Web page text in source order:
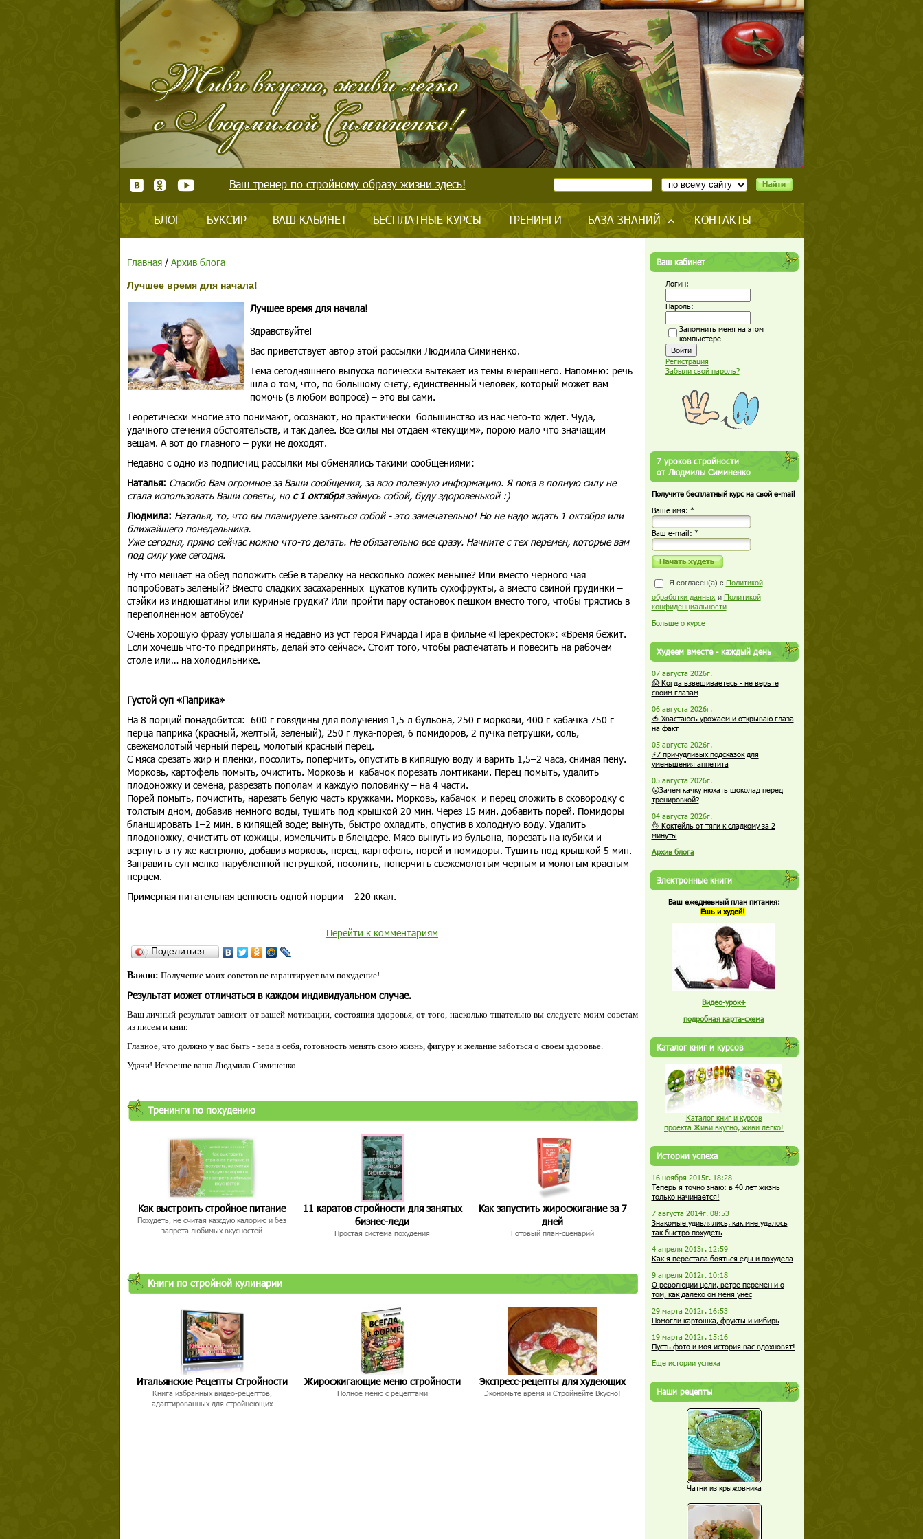
Ваш тренер по стройному образу жизни здесь!
БЛОГ БУКСИР ВАШ КАБИНЕТ БЕСПЛАТНЫЕ КУРСЫ ТРЕНИНГИ БАЗА ЗНАНИЙ КОНТАКТЫ
Главная/ Архив блога
Лучшее время для начала!
Лучшее время для начала!
Здравствуйте!
Вас приветствует автор этой рассылки Людмила Симиненко.
Тема сегодняшнего выпуска логически вытекает из темы вчерашнего. Напомню: речь
шла о том, что, по большому счету, единственный человек, который может вам
помочь (в любом вопросе) – это вы сами.
Теоретически многие это понимают, осознают, но практически большинство из нас чего-то ждет. Чуда,
удачного стечения обстоятельств, и так далее. Все силы мы отдаем «текущим», порою мало что значащим
вещам. А вот до главного – руки не доходят.
Недавно с одно из подписчиц рассылки мы обменялись такими сообщениями:
Наталья: Спасибо Вам огромное за Ваши сообщения, за всю полезную информацию. Я пока в полную силу не
стала использовать Ваши советы, но с 1 октябрязаймусь собой, буду здоровенькой :)
Людмила: Наталья, то, что вы планируете заняться собой - это замечательно! Но не надо ждать 1 октября или
ближайшего понедельника.
Уже сегодня, прямо сейчас можно что-то делать. Не обязательно все сразу. Начните с тех перемен, которые вам
под силу уже сегодня.
Ну что мешает на обед положить себе в тарелку на несколько ложек меньше? Или вместо черного чая
попробовать зеленый? Вместо сладких засахаренных цукатов купить сухофрукты, а вместо свиной грудинки –
стэйки из индюшатины или куриные грудки? Или пройти пару остановок пешком вместо того, чтобы трястись в
переполненном автобусе?
Очень хорошую фразу услышала я недавно из уст героя Ричарда Гира в фильме «Перекресток»: «Время бежит.
Если хочешь что-то предпринять, делай это сейчас». Стоит того, чтобы распечатать и повесить на рабочем
столе или… на холодильнике.
Густой суп «Паприка»
На 8 порций понадобится: 600 г говядины для получения 1,5 л бульона, 250 г моркови, 400 г кабачка 750 г
перца паприка (красный, желтый, зеленый), 250 г лука-порея, 6 помидоров, 2 пучка петрушки, соль,
свежемолотый черный перец, молотый красный перец.
С мяса срезать жир и пленки, посолить, поперчить, опустить в кипящую воду и варить 1,5–2 часа, снимая пену.
Морковь, картофель помыть, очистить. Морковь и кабачок порезать ломтиками. Перец помыть, удалить
плодоножку и семена, разрезать пополам и каждую половинку – на 4 части.
Порей помыть, почистить, нарезать белую часть кружками. Морковь, кабачок и перец сложить в сковородку с
толстым дном, добавив немного воды, тушить под крышкой 20 мин. Через 15 мин. добавить порей. Помидоры
бланшировать 1–2 мин. в кипящей воде; вынуть, быстро охладить, опустив в холодную воду. Удалить
плодоножку, очистить от кожицы, измельчить в блендере. Мясо вынуть из бульона, порезать на кубики и
вернуть в ту же кастрюлю, добавив морковь, перец, картофель, порей и помидоры. Тушить под крышкой 5 мин.
Заправить суп мелко нарубленной петрушкой, посолить, поперчить свежемолотым черным и молотым красным
перцем.
Примерная питательная ценность одной порции – 220 ккал.
Перейти к комментариям
Поделиться…
Важно: Получение моих советов не гарантирует вам похудение!
Результат может отличаться в каждом индивидуальном случае.
Ваш личный результат зависит от вашей мотивации, состояния здоровья, от того, насколько тщательно вы следуете моим советам
из писем и книг.
Главное, что должно у вас быть - вера в себя, готовность менять свою жизнь, фигуру и желание заботься о своем здоровье.
Удачи! Искренне ваша Людмила Симиненко.
Тренинги по похудению
Как выстроить стройное питание
Похудеть, не считая каждую калорию и без
запрета любимых вкусностей
11 каратов стройности для занятых
бизнес-леди
Простая система похудения
Как запустить жиросжигание за 7
дней
Готовый план-сценарий
Книги по стройной кулинарии
Итальянские Рецепты Стройности
Книга избранных видео-рецептов,
адаптированных для стройнеющих
Жиросжигающие меню стройности
Полное меню с рецептами
Экспресс-рецепты для худеющих
Экономьте время и Стройнейте Вкусно!
Ваш кабинет
Логин:
Пароль:
Запомнить меня на этом
компьютере
Регистрация
Забыли свой пароль?
7 уроков стройности
от Людмилы Симиненко
Получите бесплатный курс на свой e-mail
Ваше имя: *
Ваш е-mail: *
Я согласен(а) с Политикой
обработки данных и Политикой
конфиденциальности
Больше о курсе
Худеем вместе - каждый день
07 августа 2026г.
😱 Когда взвешиваетесь - не верьте
своим глазам
06 августа 2026г.
🍅 Хвастаюсь урожаем и открываю глаза
на факт
05 августа 2026г.
⚡7 причудливых подсказок для
уменьшения аппетита
05 августа 2026г.
😮Зачем качку нюхать шоколад перед
тренировкой?
04 августа 2026г.
👌 Коктейль от тяги к сладкому за 2
минуты
Архив блога
Электронные книги
Ваш ежедневный план питания:
Ешь и худей!
Видео-урок+
подробная карта-схема
Каталог книг и курсов
Каталог книг и курсов
проекта Живи вкусно, живи легко!
Истории успеха
16 ноября 2015г. 18:28
Теперь я точно знаю: в 40 лет жизнь
только начинается!
7 августа 2014г. 08:53
Знакомые удивлялись, как мне удалось
так быстро похудеть
4 апреля 2013г. 12:59
Как я перестала бояться еды и похудела
9 апреля 2012г. 10:18
О революции цели, ветре перемен и о
том, как далеко он меня унёс
29 марта 2012г. 16:53
Помогли картошка, фрукты и имбирь
19 марта 2012г. 15:16
Пусть фото и моя история вас вдохновят!
Еще истории успеха
Наши рецепты
Чатни из крыжовника